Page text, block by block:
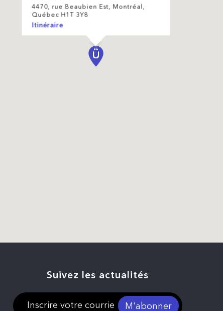
4470, rue Beaubien Est, Montréal,
Québec H1T 3Y8
Itinéraire
Suivez les actualités
M'abonner